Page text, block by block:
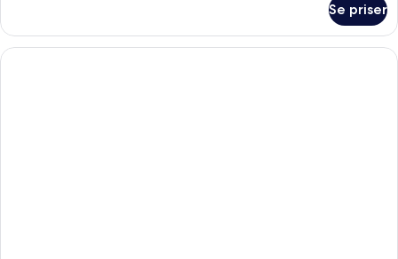
Se priser